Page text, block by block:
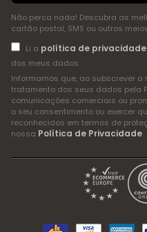
Não perca nada! Descubra as
cartão postal, SMS ou outros
Li a política de privacidade
dos meus dados
Informamos que, ao subscrever
tratamento dos seus dados pela
comunicações comerciais ou
o seu consentimento ou exercer
reconhecidos em termos de
nossa Política de Privacidade.